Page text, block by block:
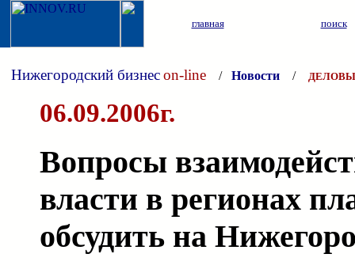
главная поиск
Нижегородский бизнесon-line / Новости /
06.09.2006г.
Вопросы
власти в регионах
обсудить на